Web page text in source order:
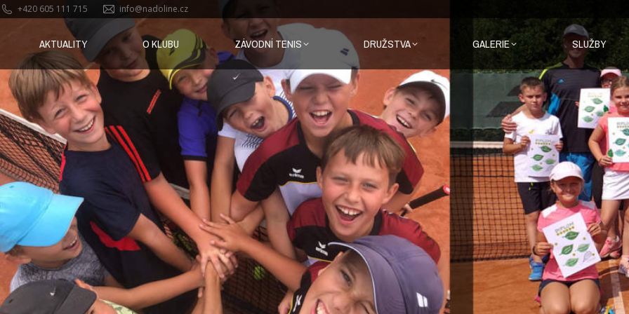
+420 605 111 715 info@nadoline.cz
AKTUALITY O KLUBU ZÁVODNÍ TENIS DRUŽSTVA GALERIE SLUŽBY
AKTUALITY O KLUBU ZÁVODNÍ TENIS GALERIE SLUŽBY